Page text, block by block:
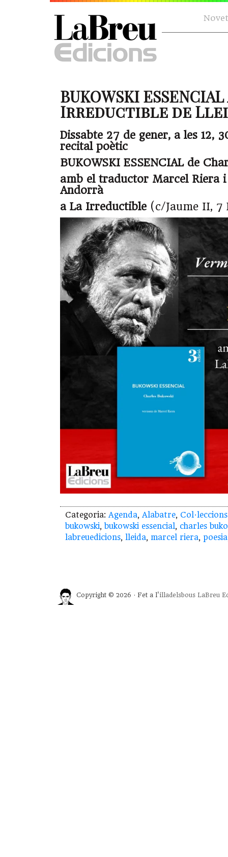
BUKOWSKI
Irreductible de
Dissabte 27 de gener, a les 12,
recital poètic
BUKOWSKI ESSENCIAL de
amb el traductor Marcel Riera i
Andorrà
a La Irreductible (c/Jaume II, 7
Categoria: Agenda, Alabatre, Col·leccions
bukowski,bukowski essencial, charles
labreuedicions, lleida, marcel riera, poesia
Copyright © 2026 · Fet a l'illadelsbous LaBreu